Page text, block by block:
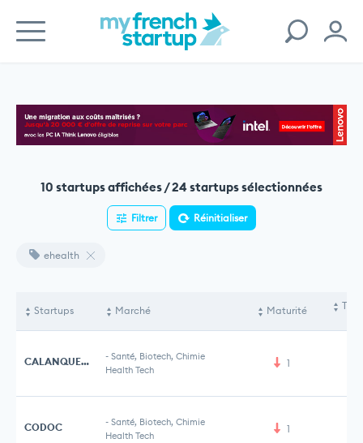
10 startups affichées / 24 startups sélectionnées
Filtrer Réinitialiser
ehealth
Startups Marché Maturité
CALANQUES VALLEY - Santé, Biotech, Chimie
Health Tech
1
CODOC - Santé, Biotech, Chimie
Health Tech
1